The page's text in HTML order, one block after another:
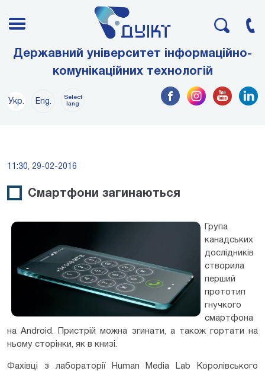
Державний університет інформаційно-
комунікаційних технологій
Укр. Eng.
Select
lang
11:30, 29-02-2016
Смартфони загинаються
Група
канадських
дослідників
створила
перший
прототип
гнучкого
смартфона
на Android. Пристрій можна згинати, а також гортати на
ньому сторінки, як в книзі.
Фахівці з лабораторії Human Media Lab Королівського